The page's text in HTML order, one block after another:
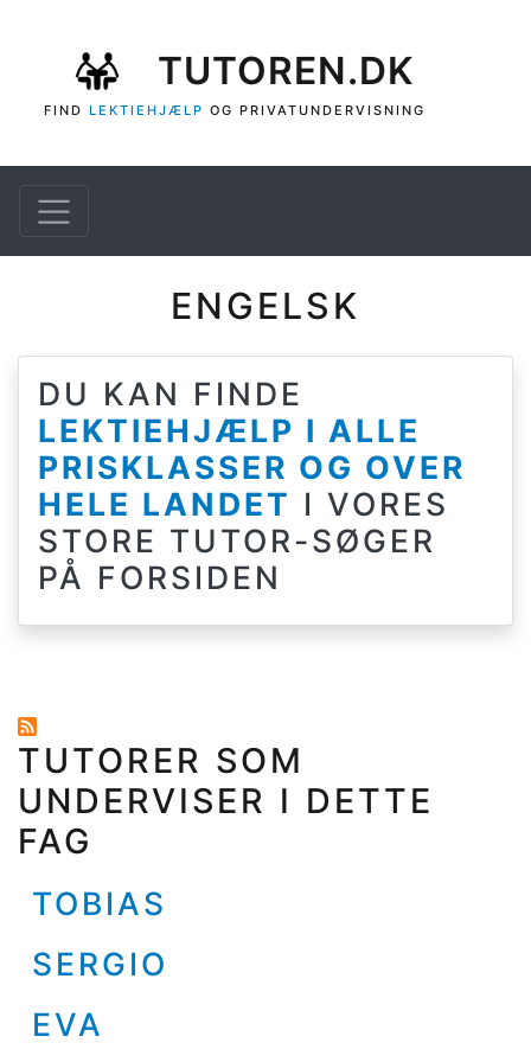
TUTOREN.DK
FIND LEKTIEHJÆLP OG PRIVATUNDERVISNING
ENGELSK
DU KAN FINDE
LEKTIEHJÆLP I ALLE
PRISKLASSER OG OVER
HELE LANDET I VORES
STORE TUTOR-SØGER
PÅ FORSIDEN
TUTORER SOM
UNDERVISER I DETTE
FAG
TOBIAS
SERGIO
EVA